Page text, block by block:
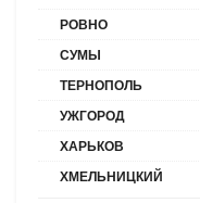
РОВНО
СУМЫ
ТЕРНОПОЛЬ
УЖГОРОД
ХАРЬКОВ
ХМЕЛЬНИЦКИЙ